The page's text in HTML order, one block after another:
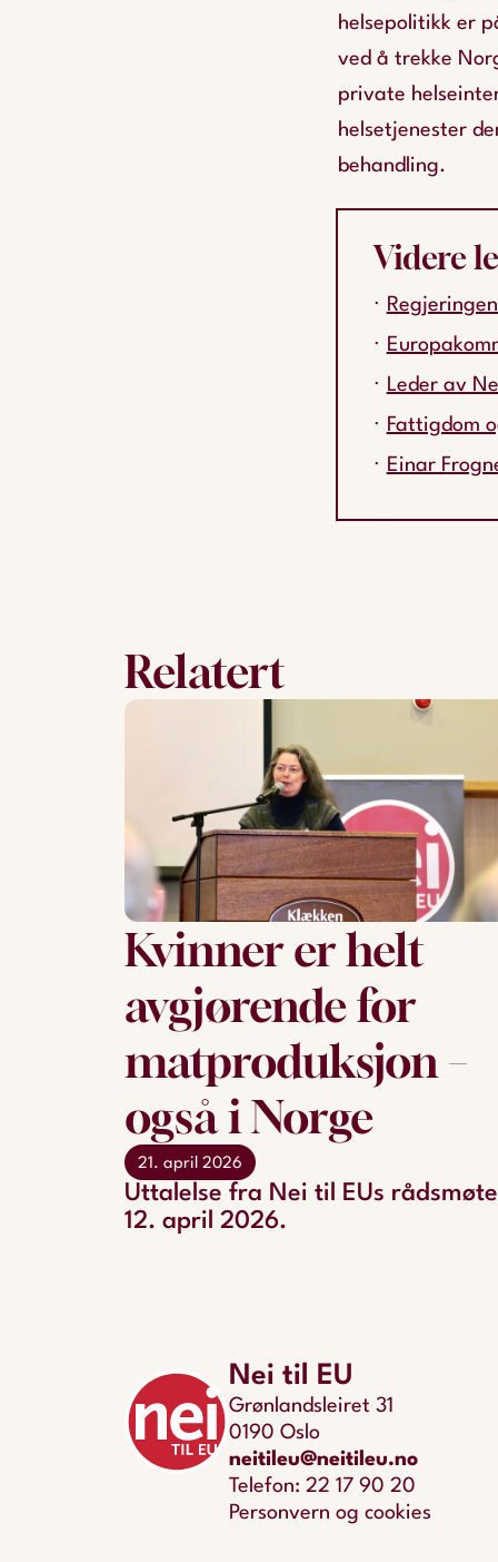
helsepolitikk er
ved å trekke
private
helsetjenester
behandling.
Videre
Leder av
Fattigdom
Einar
Relatert
Kvinner er helt
avgjørende for
matproduksjon –
også i Norge
21. april 2026
Uttalelse fra Nei til EUs rådsmøte
12. april 2026.
Nei til EU
Grønlandsleiret 31
0190 Oslo
neitileu@neitileu.no
Telefon: 22 17 90 20
Personvern og cookies